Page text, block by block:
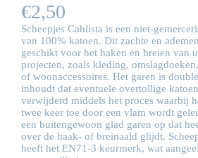
€2,50
Scheepjes Cahlista is een niet-
van 100% katoen. Dit zachte en
geschikt voor het haken en breien van
projecten, zoals kleding,
of woonaccessoires. Het garen is
inhoudt dat eventuele overtollige
verwijderd middels het proces waarbij
twee keer toe door een vlam wordt
een buitengewoon glad garen op dat
over de haak- of breinaald glijdt.
heeft het EN71-3 keurmerk, wat